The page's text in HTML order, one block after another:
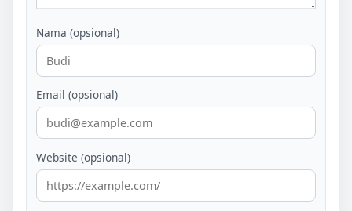
Nama (opsional)
Email (opsional)
Website (opsional)